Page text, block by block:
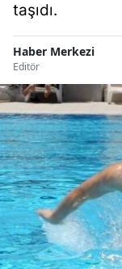
taşıdı.
Haber Merkezi
Editör